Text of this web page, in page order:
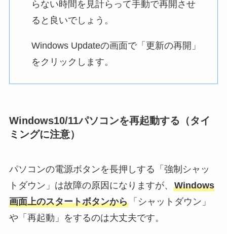
らない時間を見計らって手動で再開させ
ると良いでしょう。
Windows Updateの画面で「更新の再開」
をクリックします。
Windows10/11パソコンを再起動する（タイ
ミングに注意）
パソコンの電源ボタンを長押しする「強制シャッ
トダウン」は故障の原因になりますが、 Windows
画面上のスタートボタンから「シャットダウン」
や「再起動」をするのは大丈夫です。